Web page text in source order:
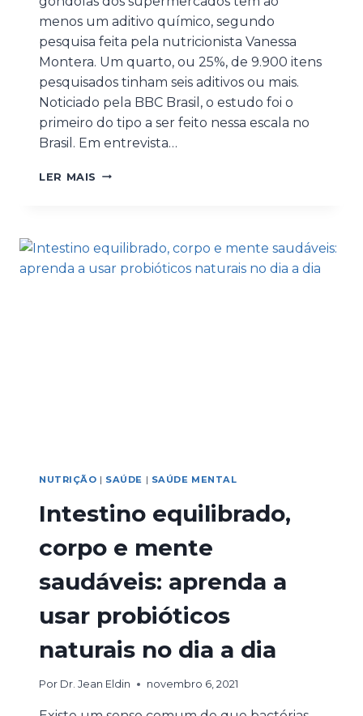
menos um aditivo químico, segundo
pesquisa feita pela nutricionista Vanessa
Montera. Um quarto, ou 25%, de 9.900 itens
pesquisados tinham seis aditivos ou mais.
Noticiado pela BBC Brasil, o estudo foi o
primeiro do tipo a ser feito nessa escala no
Brasil. Em entrevista…
LER MAIS
NUTRIÇÃO | SAÚDE | SAÚDE MENTAL
Intestino equilibrado,
corpo e mente
saudáveis: aprenda a
usar probióticos
naturais no dia a dia
Por Dr. Jean Eldin novembro 6, 2021